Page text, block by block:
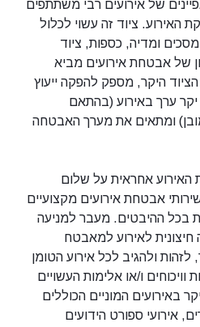
של אירועים רבי משתתפים
האירוע. ציוד זה עשוי לכלול
ומדיה, כספות, ציוד
של אבטחת אירועים מביא
היקר, מספק להפקה ייעוץ
יקר ערך באירוע (בהתאם
ומתאים את מערך האבטחה
האירוע אחראית על שלום
אבטחת אירועים מקצועיים
בכל ההיבטים. מעבר למניעה
חיצונית לאירוע למאבטח
לזהות ולהגיב לכל אירוע הטומן
וויכוחים ו/או אלימות העשויים
באירועים המוניים הכוללים
אירועי ספורט הידועים